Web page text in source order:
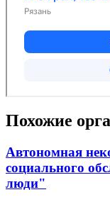
Похожие
Автономная
социального
люди"